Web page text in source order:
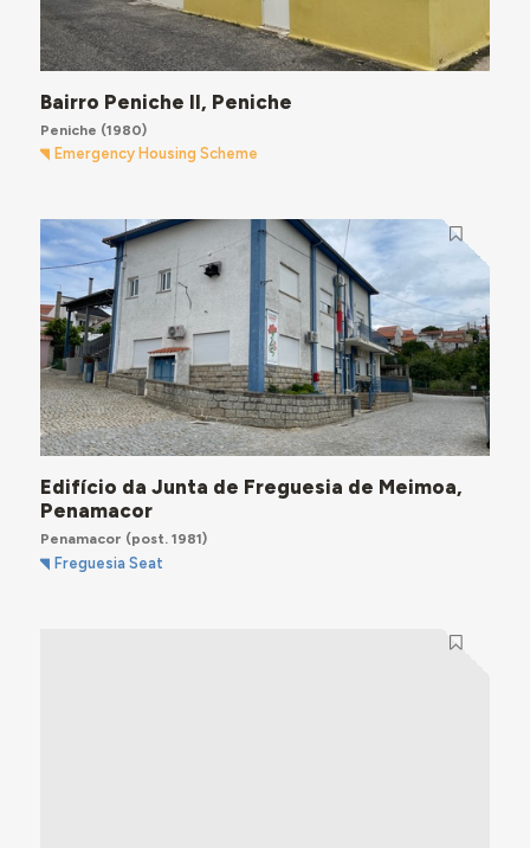
Bairro Peniche II, Peniche
Peniche (1980)
Emergency Housing Scheme
Edifício da Junta de Freguesia de Meimoa,
Penamacor
Penamacor (post. 1981)
Freguesia Seat